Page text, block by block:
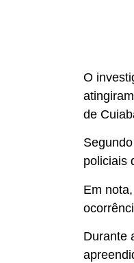
O
de
policiais
Em
Durante